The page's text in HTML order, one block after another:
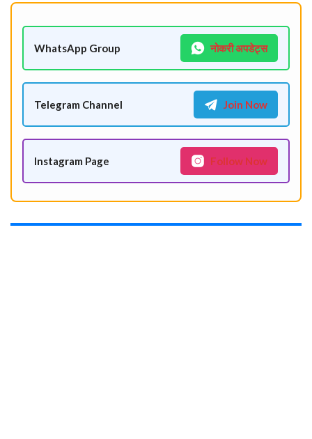
WhatsApp Group नोकरी अपडेट्स
Telegram Channel Join Now
Instagram Page Follow Now